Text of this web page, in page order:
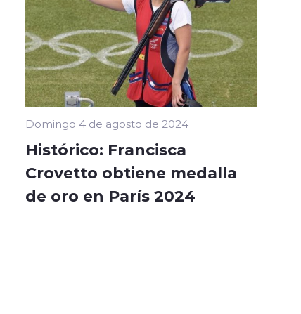
Domingo 4 de agosto de 2024
Histórico: Francisca
Crovetto obtiene medalla
de oro en París 2024